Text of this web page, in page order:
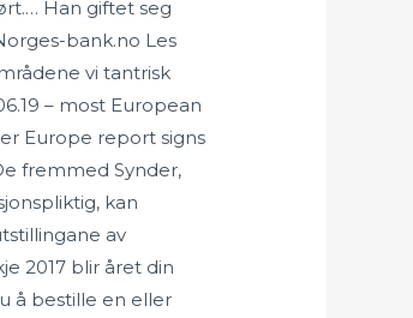
Han giftet seg
bank.no Les
vi tantrisk
– most European
Europe report signs
fremmed Synder,
kan
av
2017 blir året din
å bestille en eller